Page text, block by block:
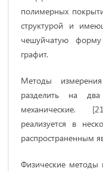
полимерных
структурой и
чешуйчатую
графит.
Методы
разделить на
механические.
реализуется в
распространенным
Физические методы